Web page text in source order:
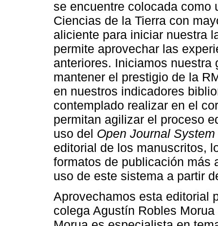
se encuentre colocada
Ciencias de la Tierra con
aliciente para iniciar nuestra
permite aprovechar las
anteriores. Iniciamos
mantener el prestigio de la
en nuestros indicadores
contemplado realizar en el
permitan agilizar el proceso
uso del Open Journal System
editorial de los manuscritos,
formatos de publicación más
uso de este sistema a partir
Aprovechamos esta editorial
colega Agustín Robles